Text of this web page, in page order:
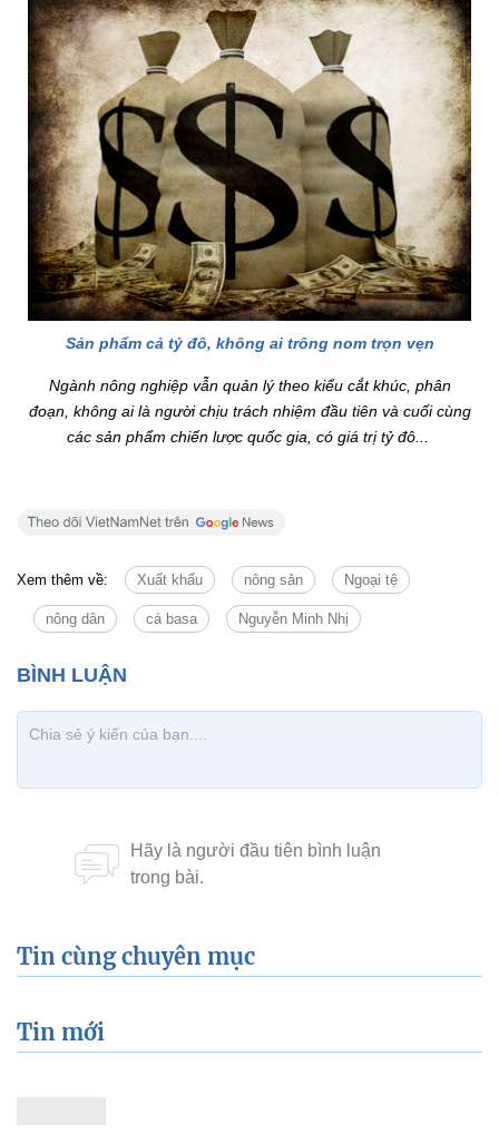
Sản phẩm cả tỷ đô, không ai trông nom trọn vẹn
Ngành nông nghiệp vẫn quản lý theo kiểu cắt khúc, phân
đoạn, không ai là người chịu trách nhiệm đầu tiên và cuối cùng
các sản phẩm chiến lược quốc gia, có giá trị tỷ đô...
Xem thêm về: Xuất khẩu nông sản Ngoại tệ
nông dân cá basa Nguyễn Minh Nhị
Tin cùng chuyên mục
Tin mới